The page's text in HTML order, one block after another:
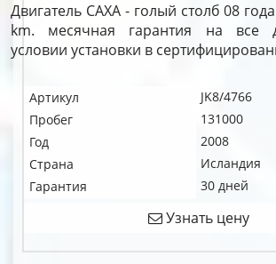
Двигатель CAXA - голый столб 08
km. месячная гарантия на все
условии установки в
Артикул
JK8/4766
Пробег
131000
Год
2008
Страна
Исландия
Гарантия
30 дней
Узнать цену